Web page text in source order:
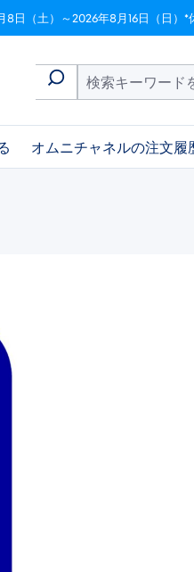
日（土）～2026年8月16日（日）
オムニチャネルの注文履